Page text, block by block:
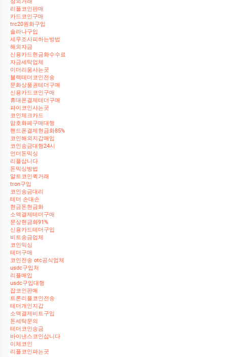
장외거래
리플코인판매
카드코인구매
trc20원화구입
솔라나구입
세무조사피하는방법
해외자금
신용카드현금화수수료
자금세탁업체
이더리움사는곳
블랙테더코인전송
문화상품권테더구매
신용카드코인구매
휴대폰결제테더구매
파이코인사는곳
코인체크카드
암호화폐구매대행
핸드폰결제현금화85%
코인해외지갑매입
코인송금대행24시
언더돈믹싱
리플삽니다
돈믹싱방법
알트코인퀵거래
tron구입
코인송금대리
테더 손대손
현금돈현금화
소액결제테더구매
문상현금화91%
신용카드테더구입
비트송금업체
코인믹싱
테더구매
코인전송 otc공식업체
usdc구입처
리플매입
usdc구입대행
잡코인판매
트론리플코인전송
테더개인지갑
소액결제비트구입
돈세탁문의
테더코인송금
바이낸스코인삽니다
이체코인
리플코인파는곳